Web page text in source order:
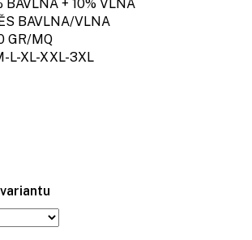
+ 10% VLNA
BAVLNA/VLNA
GR/MQ
XL-XXL-3XL